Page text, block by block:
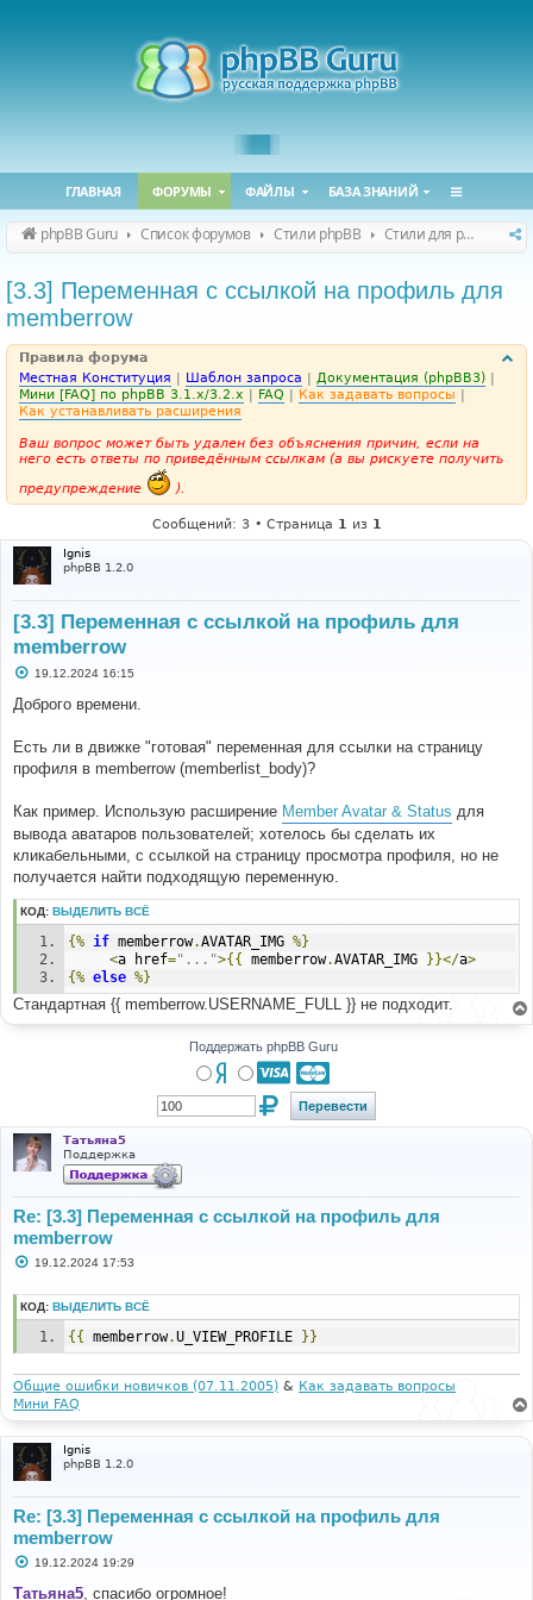
ГЛАВНАЯ ФОРУМЫ ФАЙЛЫ БАЗА ЗНАНИЙ
phpBB Guru Список форумов Стили phpBB Стили для phpBB 3.2.x / 3.3.x
[3.3] Переменная с ссылкой на профиль для
memberrow
Правила форума
Местная Конституция | Шаблон запроса | Документация (phpBB3) |
Мини [FAQ] по phpBB 3.1.x/3.2.x | FAQ | Как задавать вопросы |
Как устанавливать расширения
Ваш вопрос может быть удален без объяснения причин, если на
него есть ответы по приведённым ссылкам (а вы рискуете получить
предупреждение
).
Сообщений: 3 • Страница 1 из 1
Ignis
phpBB 1.2.0
[3.3] Переменная с ссылкой на профиль для
memberrow
С
о
б
е
н
и
19.12.2024 16:15
Доброго времени.
Есть ли в движке "готовая" переменная для ссылки на страницу
профиля в memberrow (memberlist_body)?
Как пример. Использую расширение Member Avatar & Status для
вывода аватаров пользователей; хотелось бы сделать их
кликабельными, с ссылкой на страницу просмотра профиля, но не
получается найти подходящую переменную.
КОД: ВЫДЕЛИТЬ ВСЁ
{% if memberrow.AVATAR_IMG %}
<a href="...">{{ memberrow.AVATAR_IMG }}</a>
{% else %}
Стандартная {{ memberrow.USERNAME_FULL }} не подходит.
Поддержать phpBB Guru
Татьяна5
Поддержка
Re: [3.3] Переменная с ссылкой на профиль для
memberrow
С
б
щ
е
19.12.2024 17:53
КОД: ВЫДЕЛИТЬ ВСЁ
{{ memberrow.U_VIEW_PROFILE }}
Общие ошибки новичков (07.11.2005) & Как задавать вопросы
Мини FAQ
Ignis
phpBB 1.2.0
Re: [3.3] Переменная с ссылкой на профиль для
memberrow
С
о
19.12.2024 19:29
Татьяна5 , спасибо огромное!